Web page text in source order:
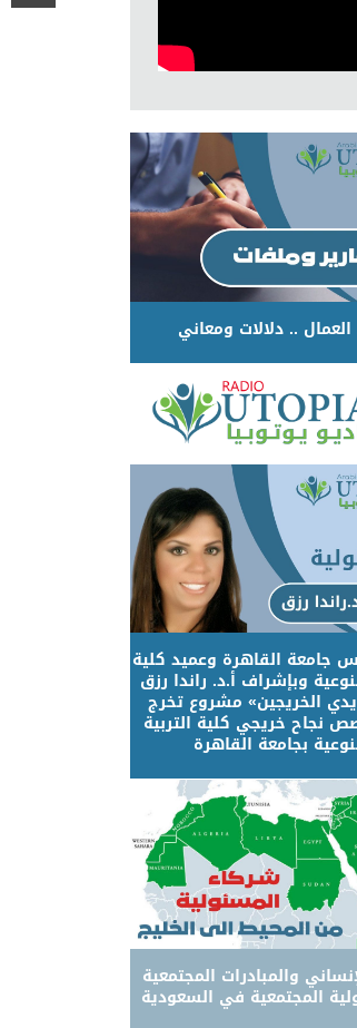
.. دلالات ومعاني
جامعة القاهرة وعميد كلية
وبإشراف أ.د. راندا رزق
الخريجين» مشروع تخرج
نجاح خريجي كلية التربية
بجامعة القاهرة
والمبادرات المجتمعية
المجتمعية في السعودية